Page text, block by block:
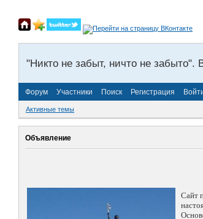
"Никто не забыт, ничто не забыто".
Форум Участники Поиск Регистрация
Активные темы
Объявление
Сайт